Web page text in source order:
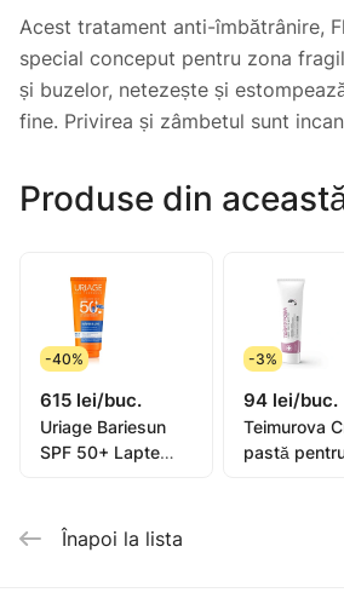
Acest tratament anti-îmbătrânire,
special conceput pentru zona
și buzelor, netezește și
fine. Privirea și zâmbetul sunt
Produse din
-40%
615 lei/buc.
Uriage Bariesun
SPF 50+ Lapte
-3%
94 lei/buc.
Teimurova
pastă
Înapoi la lista